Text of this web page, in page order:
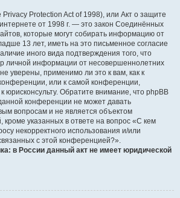
Privacy Protection Act of 1998), или Акт о защите
от 1998 г. — это закон Соединённых
которые могут собирать информацию от
13 лет, иметь на это письменное согласие
иного вида подтверждения того, что
личной информации от несовершеннолетних
уверены, применимо ли это к вам, как к
или к самой конференции,
юрисконсульту. Обратите внимание, что phpBB
конференции не может давать
вопросам и не является объектом
указанных в ответе на вопрос «С кем
некорректного использования и/или
с этой конференцией?».
в России данный акт не имеет юридической